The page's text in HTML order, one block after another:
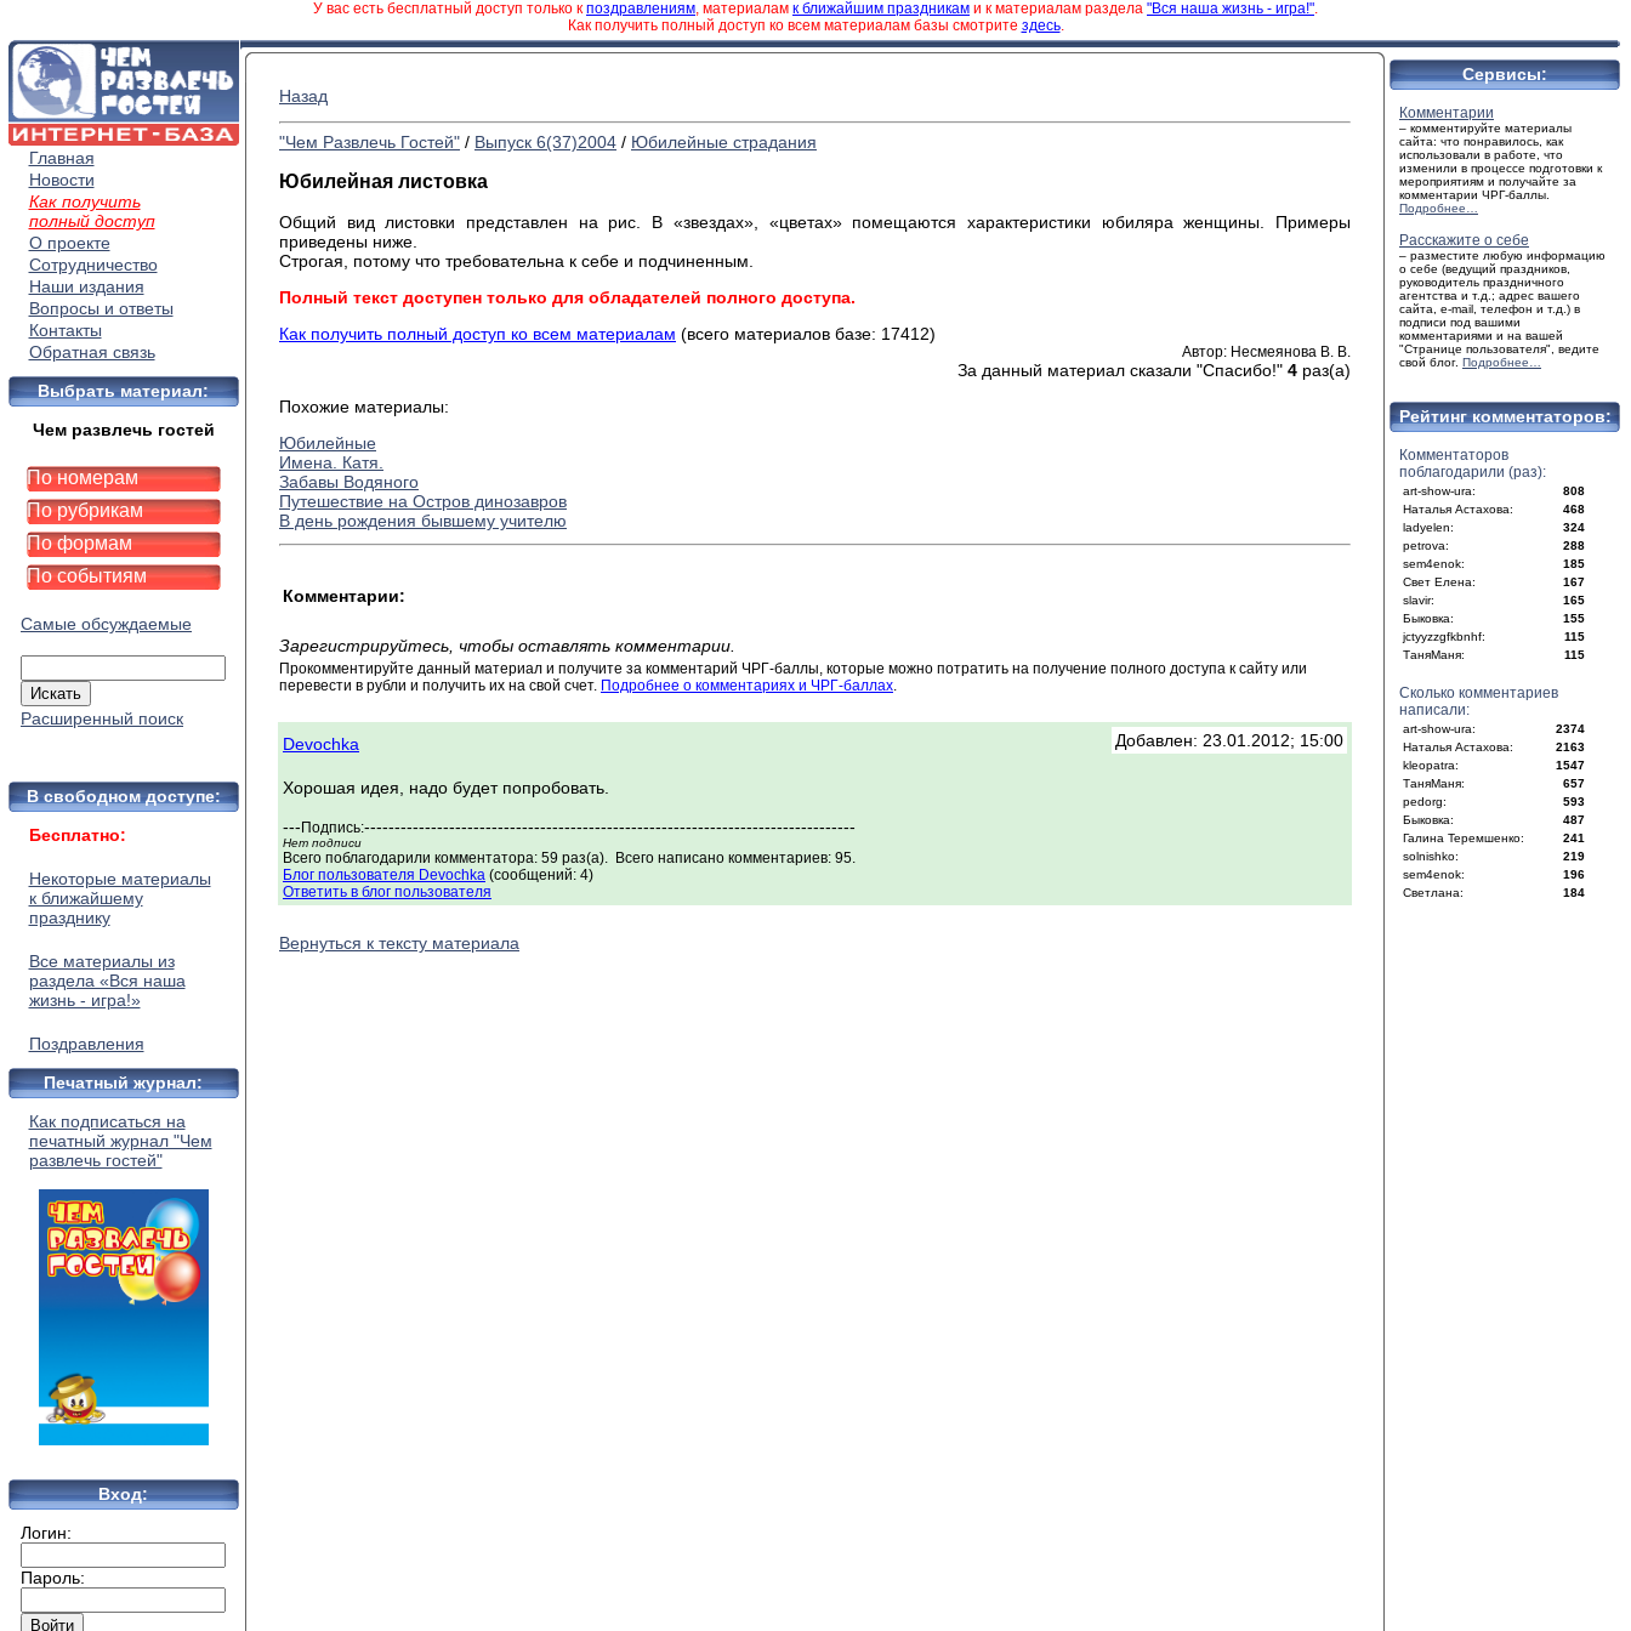
У вас есть бесплатный доступ только к поздравлениям, материалам к ближайшим праздникам и к материалам раздела "Вся наша жизнь - игра!".
Как получить полный доступ ко всем материалам базы смотрите здесь.
Главная
Новости
Как получить
полный доступ
О проекте
Сотрудничество
Наши издания
Вопросы и ответы
Контакты
Обратная связь
Выбрать материал:
Чем развлечь гостей
По номерам
По рубрикам
По формам
По событиям
Самые обсуждаемые
Расширенный поиск
В свободном доступе:
Бесплатно:
Некоторые материалы
к ближайшему
празднику
Все материалы из
раздела «Вся наша
жизнь - игра!»
Поздравления
Печатный журнал:
Как подписаться на
печатный журнал "Чем
развлечь гостей"
Вход:
Логин:
Пароль:
Назад
"Чем Развлечь Гостей" / Выпуск 6(37)2004 / Юбилейные страдания
Юбилейная листовка
Общий вид листовки представлен на рис. В «звездах», «цветах» помещаются характерис­тики юбиляра женщины. Примеры
приведены ниже.
Строгая, потому что требовательна к себе и подчиненным.
Полный текст доступен только для обладателей полного доступа.
Как получить полный доступ ко всем материалам (всего материалов базе: 17412)
Автор: Несмеянова В. В.
За данный материал сказали "Спасибо!" 4 раз(а)
Похожие материалы:
Юбилейные
Имена. Катя.
Забавы Водяного
Путешествие на Остров динозавров
В день рождения бывшему учителю
Комментарии:
Зарегистрируйтесь, чтобы оставлять комментарии.
Прокомментируйте данный материал и получите за комментарий ЧРГ-баллы, которые можно потратить на получение полного доступа к сайту или
перевести в рубли и получить их на свой счет. Подробнее о комментариях и ЧРГ-баллах.
Devochka Добавлен: 23.01.2012; 15:00
Хорошая идея, надо будет попробовать.
--- Подпись:---------------------------------------------------------------------------------
Нет подписи
Всего поблагодарили комментатора: 59 раз(а). Всего написано комментариев: 95.
Блог пользователя Devochka (сообщений: 4)
Ответить в блог пользователя
Вернуться к тексту материала
Сервисы:
Комментарии
– комментируйте материалы
сайта: что понравилось, как
использовали в работе, что
изменили в процессе подготовки к
мероприятиям и получайте за
комментарии ЧРГ-баллы.
Подробнее…
Расскажите о себе
– разместите любую информацию
о себе (ведущий праздников,
руководитель праздничного
агентства и т.д.; адрес вашего
сайта, e-mail, телефон и т.д.) в
подписи под вашими
комментариями и на вашей
"Странице пользователя", ведите
свой блог. Подробнее…
Рейтинг комментаторов:
Комментаторов
поблагодарили (раз):
art-show-ura:
808
Наталья Астахова:
468
ladyelen:
324
petrova:
288
sem4enok:
185
Свет Елена:
167
slavir:
165
Быковка:
155
jctyyzzgfkbnhf:
115
ТаняМаня:
115
Сколько комментариев
написали:
art-show-ura:
2374
Наталья Астахова:
2163
kleopatra:
1547
ТаняМаня:
657
pedorg:
593
Быковка:
487
Галина Теремшенко:
241
solnishko:
219
sem4enok:
196
Светлана:
184